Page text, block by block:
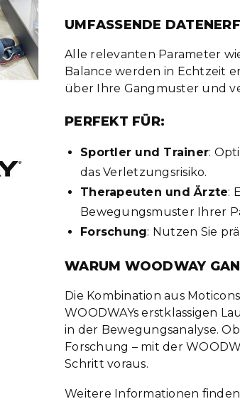
UMFASSENDE
Alle relevanten Parameter
Balance werden in Echtzeit
über Ihre Gangmuster und
PERFEKT FÜR:
Sportler und Trainer:
das Verletzungsrisiko.
Therapeuten und Ärzte:
Bewegungsmuster Ihrer
Forschung: Nutzen Sie
WARUM WOODWAY
Die Kombination aus
WOODWAYs erstklassigen
in der Bewegungsanalyse.
Forschung – mit der
Schritt voraus.
Weitere Informationen finden